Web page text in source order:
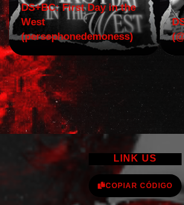
DS+BC: First Day in the
West
(persephonedemoness)
LINK US
COPIAR CÓDIGO